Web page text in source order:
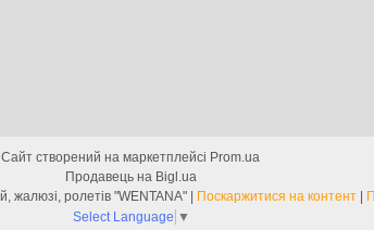
Сайт створений на маркетплейсі Prom.ua
Продавець на Bigl.ua
Поскаржитися на контент
Select Language ▼